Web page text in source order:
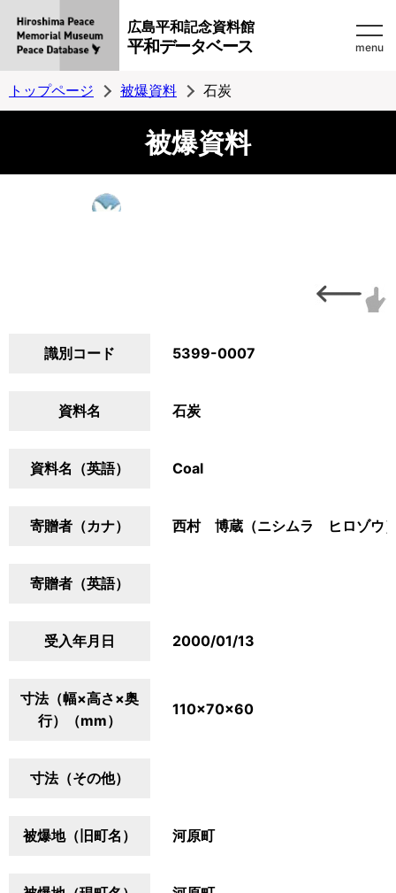
広島平和記念資料館
平和データベース menu
トップページ 被爆資料 石炭
被爆資料
識別コード 5399-0007
資料名 石炭
資料名（英語） Coal
寄贈者（カナ） 西村 博蔵（ニシムラ ヒロゾウ
寄贈者（英語）
受入年月日 2000/01/13
寸法（幅×高さ×奥
行）（mm）
110×70×60
寸法（その他）
被爆地（旧町名） 河原町